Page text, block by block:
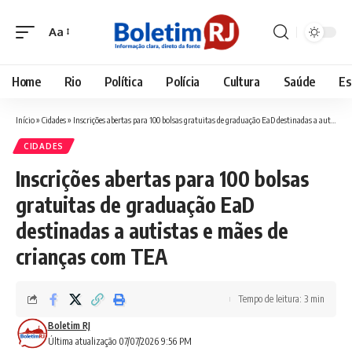
Font
Aa
Home Rio Política Polícia Cultura Saúde
Início» Cidades» Inscrições abertas para 100 bolsas gratuitas de graduação EaD destinadas a autistas e mães de crianças com TEA
CIDADES
Inscrições abertas para 100 bolsas
gratuitas de graduação EaD
destinadas a autistas e mães de
crianças com TEA
Última atualização 07/07/2026 9:56 PM
Boletim RJ
Tempo de leitura: 3 min